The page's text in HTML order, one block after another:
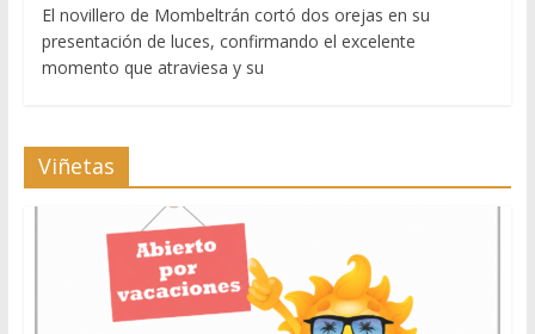
El novillero de Mombeltrán cortó dos orejas en su
presentación de luces, confirmando el excelente
momento que atraviesa y su
Viñetas